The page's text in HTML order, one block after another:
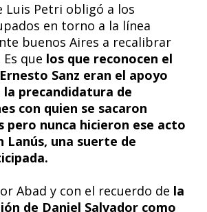
Luis Petri obligó a los
en torno a la línea
buenos Aires a recalibrar
que los que reconocen el
Sanz eran el apoyo
precandidatura de
con quien se sacaron
pero nunca hicieron ese acto
Lanús, una suerte de
Abad y con el recuerdo de la
de Daniel Salvador como